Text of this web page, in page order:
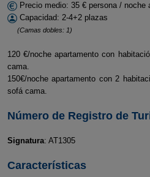
Precio medio: 35 € persona / noche
Capacidad: 2-4+2 plazas
(Camas dobles: 1)
120 €/noche apartamento con
cama.
150€/noche apartamento con 2
sofá cama.
Número de Registro de
Signatura: AT1305
Características